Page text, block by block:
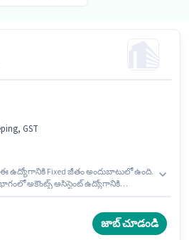
GST
ఉద్యోగానికి Fixed జీతం అందుబాటులో ఉంది.
అకౌంట్స్ అసిస్టెంట్ ఉద్యోగానికి
సంవత్సరాల అనుభవం ఉన్న వారికి కోసం
₹30000 వరకు సంపాదించవచ్చు.
జాబ్ చూడండి